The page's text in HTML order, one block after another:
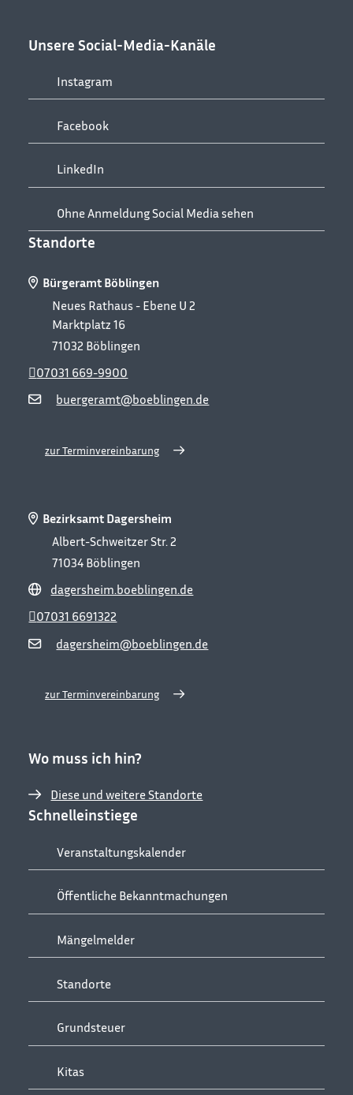
Unsere Social-Media-Kanäle
Instagram
Facebook
LinkedIn
Ohne Anmeldung Social Media sehen
Standorte
Bürgeramt Böblingen
Neues Rathaus - Ebene U 2
Marktplatz 16
71032 Böblingen
buergeramt@boeblingen.de
07031 669-9900
zur Terminvereinbarung
Bezirksamt Dagersheim
Albert-Schweitzer Str. 2
71034 Böblingen
dagersheim.boeblingen.de
dagersheim@boeblingen.de
07031 6691322
zur Terminvereinbarung
Wo muss ich hin?
Diese und weitere Standorte
Schnelleinstiege
Veranstaltungskalender
Öffentliche Bekanntmachungen
Mängelmelder
Standorte
Grundsteuer
Kitas